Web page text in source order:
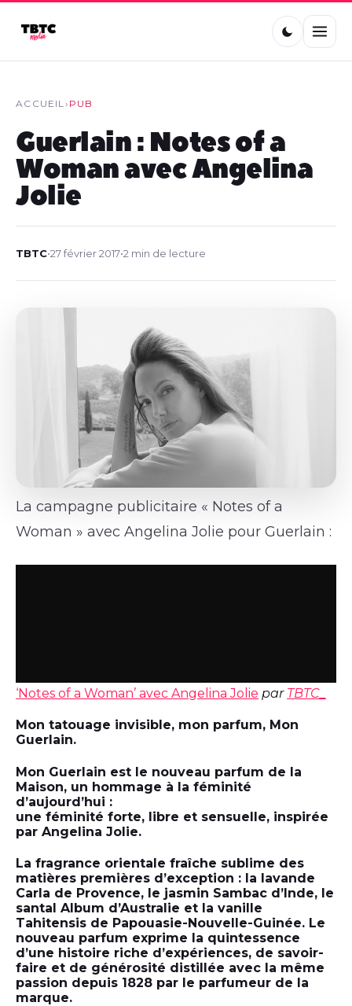
ACCUEIL› PUB
Guerlain : Notes of a
Woman avec Angelina
Jolie
TBTC•27 février 2017•2 min de lecture
La campagne publicitaire « Notes of a
Woman » avec Angelina Jolie pour Guerlain :
‘Notes of a Woman’ avec Angelina Jolie par TBTC_
Mon tatouage invisible, mon parfum, Mon
Guerlain.
Mon Guerlain est le nouveau parfum de la
Maison, un hommage à la féminité
d’aujourd’hui :
une féminité forte, libre et sensuelle, inspirée
par Angelina Jolie.
La fragrance orientale fraîche sublime des
matières premières d’exception : la lavande
Carla de Provence, le jasmin Sambac d’Inde, le
santal Album d’Australie et la vanille
Tahitensis de Papouasie-Nouvelle-Guinée. Le
nouveau parfum exprime la quintessence
d’une histoire riche d’expériences, de savoir-
faire et de générosité distillée avec la même
passion depuis 1828 par le parfumeur de la
marque.